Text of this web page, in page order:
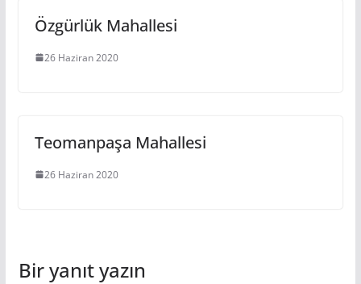
Özgürlük Mahallesi
26 Haziran 2020
Teomanpaşa Mahallesi
26 Haziran 2020
Bir yanıt yazın